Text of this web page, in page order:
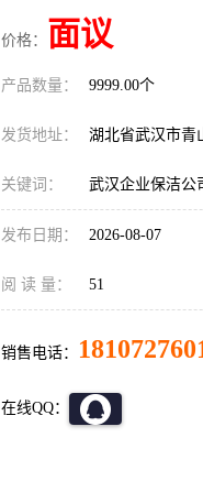
价格： 面议
产品数量： 9999.00个
发货地址： 湖北省武汉市青
关键词： 武汉企业保洁公
发布日期： 2026-08-07
阅 读 量： 51
销售电话：
在线QQ：